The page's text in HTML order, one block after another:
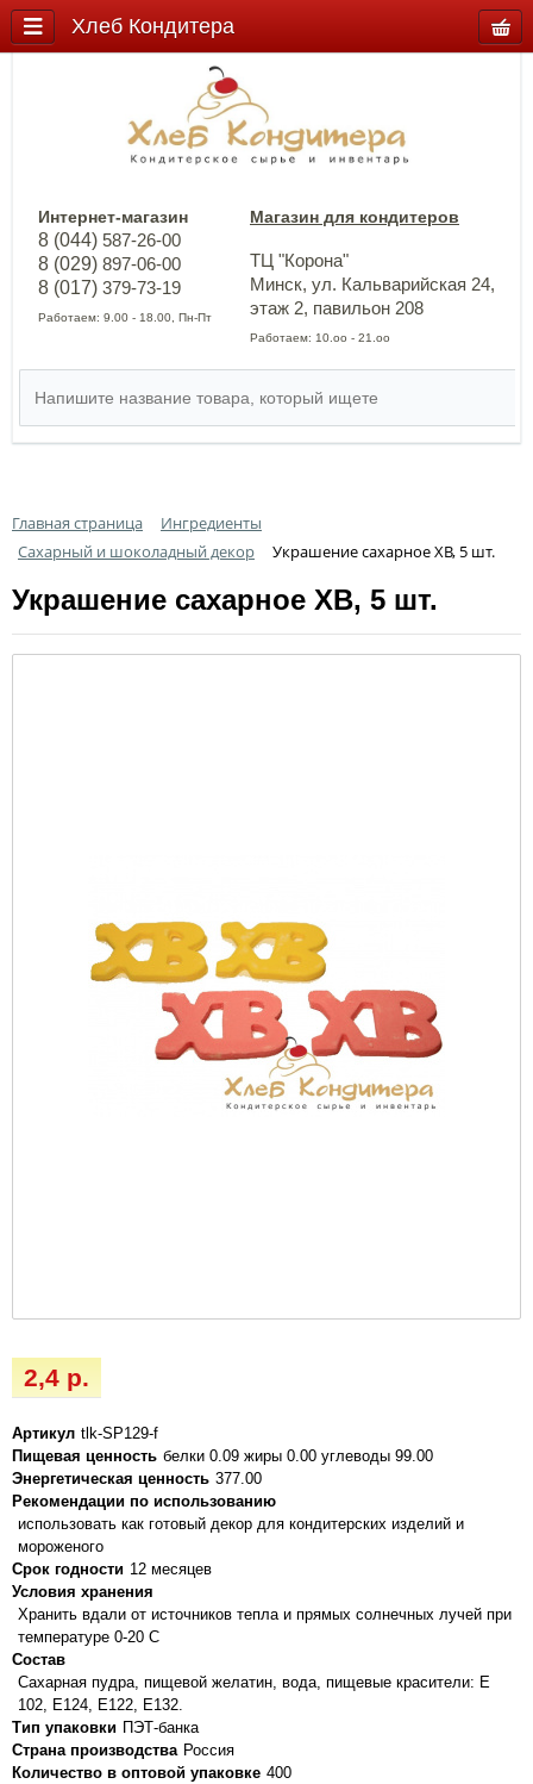
Интернет-магазин
8 (044) 587-26-00
8 (029) 897-06-00
8 (017) 379-73-19
Работаем: 9.00 - 18.00, Пн-Пт
Магазин для кондитеров
ТЦ "Корона"
Минск, ул. Кальварийская 24,
этаж 2, павильон 208
Работаем: 10.оо - 21.оо
Главная страница
Ингредиенты
Сахарный и шоколадный декор
Украшение сахарное ХВ, 5 шт.
Украшение сахарное ХВ, 5 шт.
2,4 р.
Артикул tlk-SP129-f
Пищевая ценность белки 0.09 жиры 0.00 углеводы 99.00
Энергетическая ценность 377.00
Рекомендации по использованию
использовать как готовый декор для кондитерских изделий и
мороженого
Срок годности 12 месяцев
Условия хранения
Хранить вдали от источников тепла и прямых солнечных лучей при
температуре 0-20 С
Состав
Сахарная пудра, пищевой желатин, вода, пищевые красители: Е
102, Е124, Е122, Е132.
Тип упаковки ПЭТ-банка
Страна производства Россия
Количество в оптовой упаковке 400
Хлеб Кондитера